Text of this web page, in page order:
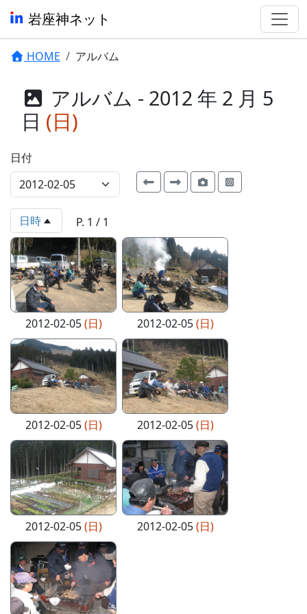
岩座神ネット
HOME アルバム
アルバム - 2012 年 2 月 5
日 (日)
日付
日時 P. 1 / 1
2012-02-05(日) 2012-02-05(日)
2012-02-05(日) 2012-02-05(日)
2012-02-05(日) 2012-02-05(日)